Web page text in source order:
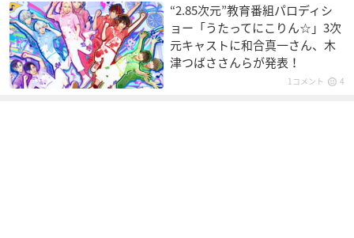
“2.85次元”教育番組パロディシ
ョー「うたってにこりん☆」3次
元キャストに和合真一さん、木
津つばささんらが発表！
1コメント 4